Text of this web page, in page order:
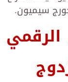
سيميون.